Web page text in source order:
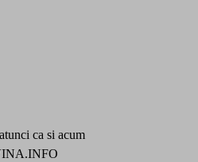
ca si acum